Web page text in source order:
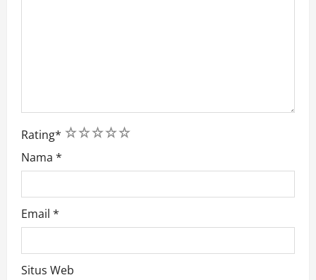
Rating* 5
4
3
2
1
Nama *
Email *
Situs Web